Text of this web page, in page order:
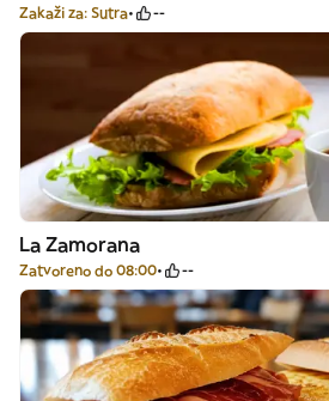
Zakaži za: Sutra --
La Zamorana
Zatvoreno do 08:00 --